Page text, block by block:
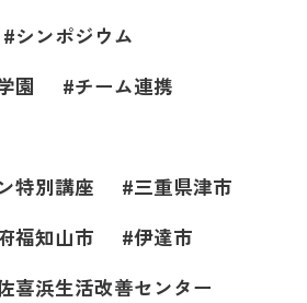
シンポジウム
園
チーム連携
特別講座
三重県津市
福知山市
伊達市
喜浜生活改善センター